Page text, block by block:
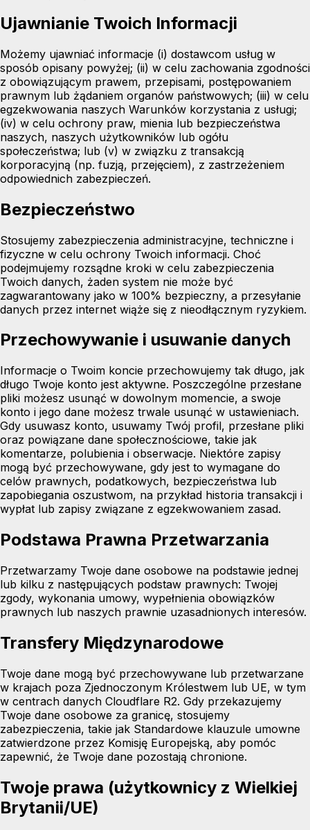
Ujawnianie Twoich Informacji
Możemy ujawniać informacje (i) dostawcom usług w
sposób opisany powyżej; (ii) w celu zachowania zgodności
z obowiązującym prawem, przepisami, postępowaniem
prawnym lub żądaniem organów państwowych; (iii) w celu
egzekwowania naszych Warunków korzystania z usługi;
(iv) w celu ochrony praw, mienia lub bezpieczeństwa
naszych, naszych użytkowników lub ogółu
społeczeństwa; lub (v) w związku z transakcją
korporacyjną (np. fuzją, przejęciem), z zastrzeżeniem
odpowiednich zabezpieczeń.
Bezpieczeństwo
Stosujemy zabezpieczenia administracyjne, techniczne i
fizyczne w celu ochrony Twoich informacji. Choć
podejmujemy rozsądne kroki w celu zabezpieczenia
Twoich danych, żaden system nie może być
zagwarantowany jako w 100% bezpieczny, a przesyłanie
danych przez internet wiąże się z nieodłącznym ryzykiem.
Przechowywanie i usuwanie danych
Informacje o Twoim koncie przechowujemy tak długo, jak
długo Twoje konto jest aktywne. Poszczególne przesłane
pliki możesz usunąć w dowolnym momencie, a swoje
konto i jego dane możesz trwale usunąć w ustawieniach.
Gdy usuwasz konto, usuwamy Twój profil, przesłane pliki
oraz powiązane dane społecznościowe, takie jak
komentarze, polubienia i obserwacje. Niektóre zapisy
mogą być przechowywane, gdy jest to wymagane do
celów prawnych, podatkowych, bezpieczeństwa lub
zapobiegania oszustwom, na przykład historia transakcji i
wypłat lub zapisy związane z egzekwowaniem zasad.
Podstawa Prawna Przetwarzania
Przetwarzamy Twoje dane osobowe na podstawie jednej
lub kilku z następujących podstaw prawnych: Twojej
zgody, wykonania umowy, wypełnienia obowiązków
prawnych lub naszych prawnie uzasadnionych interesów.
Transfery Międzynarodowe
Twoje dane mogą być przechowywane lub przetwarzane
w krajach poza Zjednoczonym Królestwem lub UE, w tym
w centrach danych Cloudflare R2. Gdy przekazujemy
Twoje dane osobowe za granicę, stosujemy
zabezpieczenia, takie jak Standardowe klauzule umowne
zatwierdzone przez Komisję Europejską, aby pomóc
zapewnić, że Twoje dane pozostają chronione.
Twoje prawa (użytkownicy z Wielkiej
Brytanii/UE)